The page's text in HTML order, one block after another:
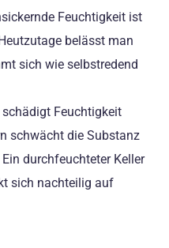
Feuchtigkeit ist
belässt man
sich wie selbstredend
Feuchtigkeit
schwächt die Substanz
durchfeuchteter Keller
sich nachteilig auf